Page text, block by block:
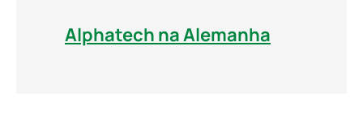
Alphatech na Alemanha